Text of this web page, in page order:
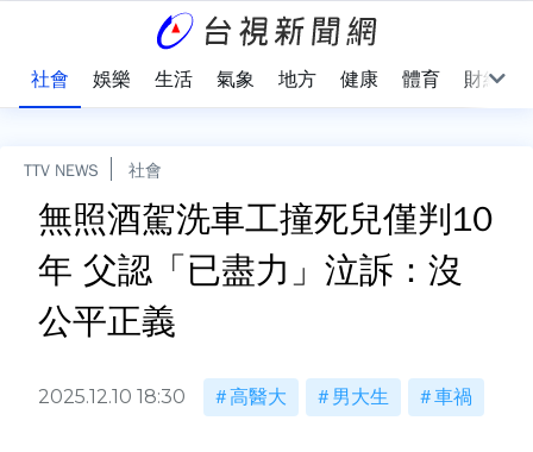
社會 娛樂 生活 氣象 地方 健康 體育 財經
TTV NEWS 社會
無照酒駕洗車工撞死兒僅判10
年 父認「已盡力」泣訴：沒
公平正義
2025.12.10 18:30 高醫大 男大生 車禍